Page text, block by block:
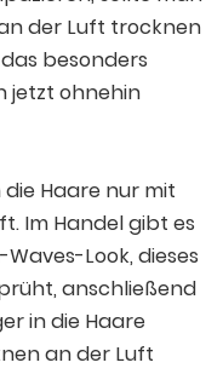
der Luft trocknen
besonders
jetzt ohnehin
Haare nur mit
Im Handel gibt es
Look, dieses
anschließend
in die Haare
an der Luft